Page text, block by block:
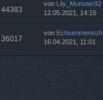
44383
von Lily_Munster92
12.05.2021, 14:15
36017
von Echsenmensch
16.04.2021, 11:01